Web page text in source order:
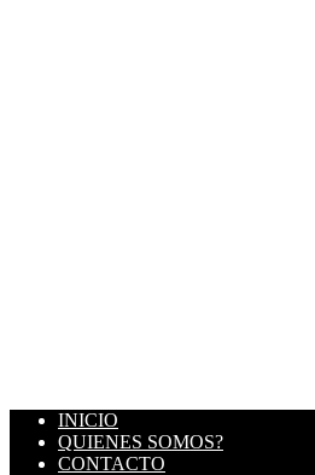
INICIO
QUIENES SOMOS?
CONTACTO